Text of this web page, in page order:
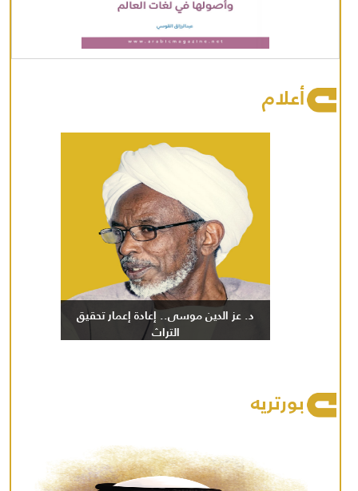
أعلام
د. عز الدين موسى.. إعادة إعمار تحقيق
التراث
بورتريه